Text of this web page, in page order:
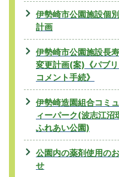
伊勢崎市公園施設個
計画
伊勢崎市公園施設長
変更計画(案)《パブリ
コメント手続》
伊勢崎造園組合コミ
ィーパーク(波志江沼
ふれあい公園)
公園内の薬剤使用の
せ